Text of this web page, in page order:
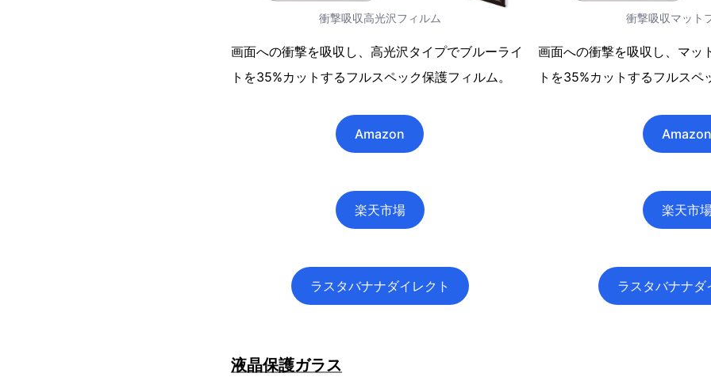
衝撃吸収高光沢フィルム
画面への衝撃を吸収し、高光沢タイプでブルーライ
トを35%カットするフルスペック保護フィルム。
Amazon
楽天市場
ラスタバナナダイレクト
衝撃吸収マット
画面への衝撃を吸収し、マッ
トを35%カットするフルスペ
Amazon
楽天市
ラスタバナナダ
液晶保護ガラス